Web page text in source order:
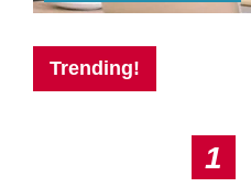
Trending!
1